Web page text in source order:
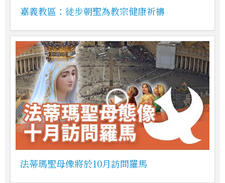
嘉義教區：徒步朝聖為教宗健康祈禱
法蒂瑪聖母像將於10月訪問羅馬